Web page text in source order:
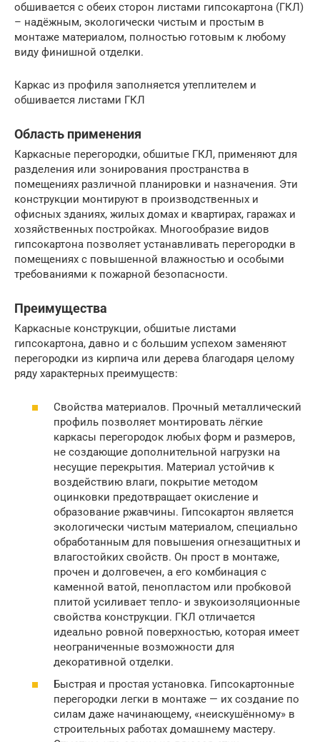
обшивается с обеих сторон листами гипсокартона (ГКЛ)
– надёжным, экологически чистым и простым в
монтаже материалом, полностью готовым к любому
виду финишной отделки.
Каркас из профиля заполняется утеплителем и
обшивается листами ГКЛ
Область применения
Каркасные перегородки, обшитые ГКЛ, применяют для
разделения или зонирования пространства в
помещениях различной планировки и назначения. Эти
конструкции монтируют в производственных и
офисных зданиях, жилых домах и квартирах, гаражах и
хозяйственных постройках. Многообразие видов
гипсокартона позволяет устанавливать перегородки в
помещениях с повышенной влажностью и особыми
требованиями к пожарной безопасности.
Преимущества
Каркасные конструкции, обшитые листами
гипсокартона, давно и с большим успехом заменяют
перегородки из кирпича или дерева благодаря целому
ряду характерных преимуществ:
Свойства материалов. Прочный металлический
профиль позволяет монтировать лёгкие
каркасы перегородок любых форм и размеров,
не создающие дополнительной нагрузки на
несущие перекрытия. Материал устойчив к
воздействию влаги, покрытие методом
оцинковки предотвращает окисление и
образование ржавчины. Гипсокартон является
экологически чистым материалом, специально
обработанным для повышения огнезащитных и
влагостойких свойств. Он прост в монтаже,
прочен и долговечен, а его комбинация с
каменной ватой, пенопластом или пробковой
плитой усиливает тепло- и звукоизоляционные
свойства конструкции. ГКЛ отличается
идеально ровной поверхностью, которая имеет
неограниченные возможности для
декоративной отделки.
Быстрая и простая установка. Гипсокартонные
перегородки легки в монтаже — их создание по
силам даже начинающему, «неискушённому» в
строительных работах домашнему мастеру.